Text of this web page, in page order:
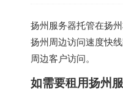
扬州服务器托管在扬
扬州周边访问速度快
周边客户访问。
如需要租用扬州